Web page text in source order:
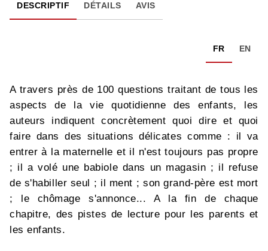
DESCRIPTIF DÉTAILS AVIS
FR EN
A travers près de 100 questions traitant de tous les
aspects de la vie quotidienne des enfants, les
auteurs indiquent concrètement quoi dire et quoi
faire dans des situations délicates comme : il va
entrer à la maternelle et il n'est toujours pas propre
; il a volé une babiole dans un magasin ; il refuse
de s'habiller seul ; il ment ; son grand-père est mort
; le chômage s'annonce... A la fin de chaque
chapitre, des pistes de lecture pour les parents et
les enfants.